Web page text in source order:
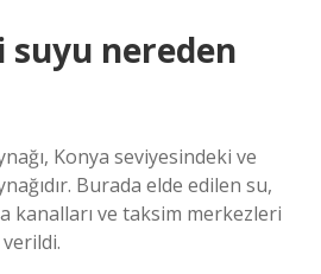
suyu nereden
Konya seviyesindeki ve
Burada elde edilen su,
kanalları ve taksim merkezleri